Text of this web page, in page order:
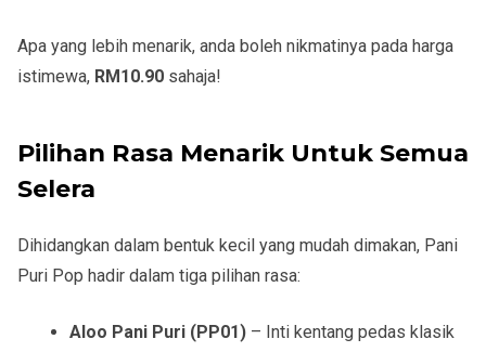
Apa yang lebih menarik, anda boleh nikmatinya pada harga
istimewa, RM10.90 sahaja!
Pilihan Rasa Menarik Untuk Semua
Selera
Dihidangkan dalam bentuk kecil yang mudah dimakan, Pani
Puri Pop hadir dalam tiga pilihan rasa:
Aloo Pani Puri (PP01) – Inti kentang pedas klasik